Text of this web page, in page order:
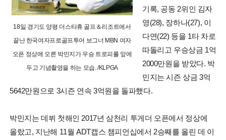
18일 경기도 양평 더스타휴 골프＆리조트에서
끝난 한국여자프로골프투어 보그너 MBN 여자
오픈 정상에 오른 박민지가 우승 트로피를 앞에
두고 기념촬영을 하는 모습. /KLPGA
기록, 공동 2위인 김자
영(28), 장하나(27), 이
다연(22) 등을 1타 차로
따돌리고 우승상금 1억
2000만원을 받았다. 박
민지는 시즌 상금 3억
5642만원으로 3시즌 연속 3억원을 돌파했다.
박민지는 데뷔 첫해인 2017년 삼천리 투게더 오픈에서 정상에
올랐고, 지난해 11월 ADT캡스 챔피언십에서 2승째를 올린 데 이